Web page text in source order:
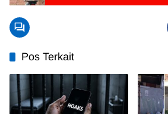
Pos Terkait